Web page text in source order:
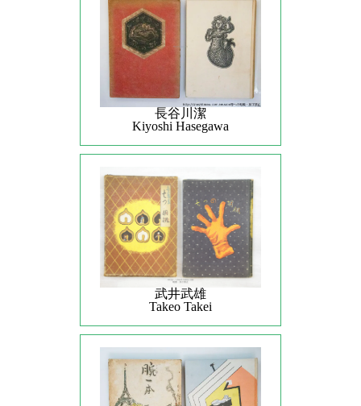
長谷川潔
Kiyoshi Hasegawa
武井武雄
Takeo Takei